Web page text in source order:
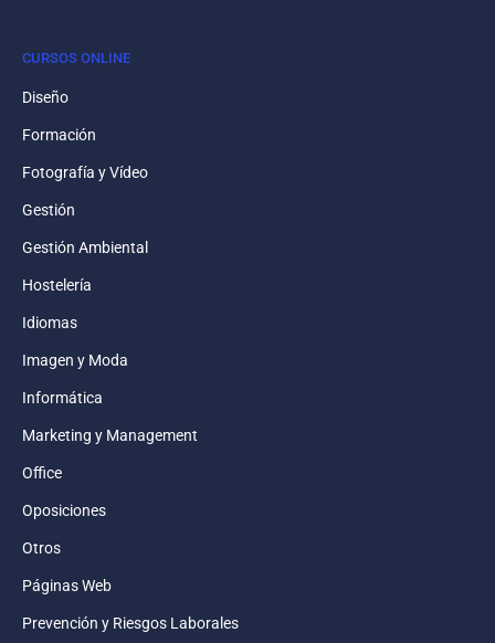
CURSOS ONLINE
Diseño
Formación
Fotografía y Vídeo
Gestión
Gestión Ambiental
Hostelería
Idiomas
Imagen y Moda
Informática
Marketing y Management
Office
Oposiciones
Otros
Páginas Web
Prevención y Riesgos Laborales